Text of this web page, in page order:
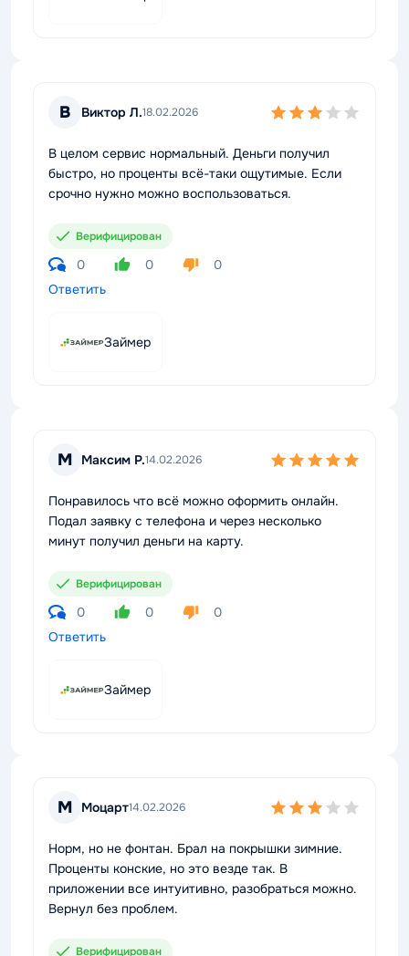
В Виктор Л.18.02.2026
В целом сервис нормальный. Деньги получил
быстро, но проценты всё-таки ощутимые. Если
срочно нужно можно воспользоваться.
Верифицирован
0 0
0
Ответить
Займер
М Максим Р.14.02.2026
Понравилось что всё можно оформить онлайн.
Подал заявку с телефона и через несколько
минут получил деньги на карту.
Верифицирован
0 0
0
Ответить
Займер
М Моцарт14.02.2026
Норм, но не фонтан. Брал на покрышки зимние.
Проценты конские, но это везде так. В
приложении все интуитивно, разобраться можно.
Вернул без проблем.
Верифицирован